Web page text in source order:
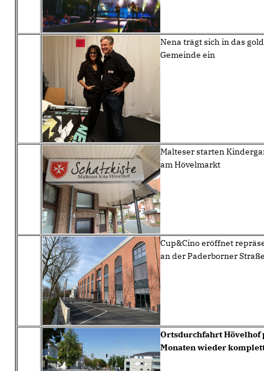
Nena trägt sich in das
Gemeinde ein
Malteser starten
am Hövelmarkt
Cup&Cino eröffnet
an der Paderborner
Ortsdurchfahrt Hövelhof
Monaten wieder